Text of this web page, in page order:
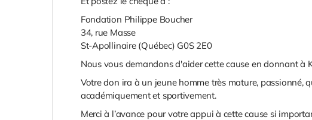
Fondation Philippe Boucher
34, rue Masse
St-Apollinaire (Québec) G0S 2E0
Nous vous demandons d'aider cette cause en donnant
Votre don ira à un jeune homme très mature, passionné,
académiquement et sportivement.
Merci à l’avance pour votre appui à cette cause si